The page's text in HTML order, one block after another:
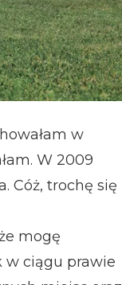
w
W 2009
Cóż, trochę się
mogę
w ciągu prawie